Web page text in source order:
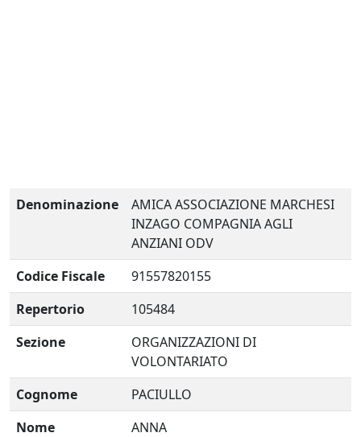
Denominazione
AMICA ASSOCIAZIONE MARCHESI
INZAGO COMPAGNIA AGLI
ANZIANI ODV
Codice Fiscale
91557820155
Repertorio
105484
Sezione
ORGANIZZAZIONI DI
VOLONTARIATO
Cognome
PACIULLO
Nome
ANNA